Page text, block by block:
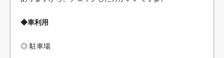
◆車利用
◎ 駐車場